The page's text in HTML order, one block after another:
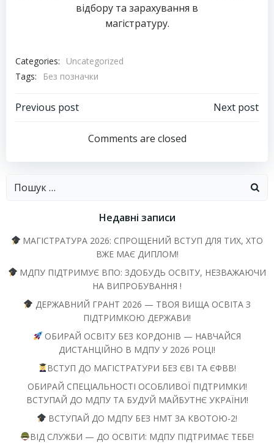
відбору та зарахування в
магістратуру.
Categories:
Uncategorized
Tags:
Без позначки
Навігація
запису
Previous post
Навігація
запису
Next post
Comments are closed
Пошук:
Недавні записи
МАГІСТРАТУРА 2026: СПРОЩЕНИЙ ВСТУП ДЛЯ ТИХ, ХТО
ВЖЕ МАЄ ДИПЛОМ!
МДПУ ПІДТРИМУЄ ВПО: ЗДОБУДЬ ОСВІТУ, НЕЗВАЖАЮЧИ
НА ВИПРОБУВАННЯ !
ДЕРЖАВНИЙ ГРАНТ 2026 — ТВОЯ ВИЩА ОСВІТА З
ПІДТРИМКОЮ ДЕРЖАВИ!
ОБИРАЙ ОСВІТУ БЕЗ КОРДОНІВ — НАВЧАЙСЯ
ДИСТАНЦІЙНО В МДПУ У 2026 РОЦІ!
ВСТУП ДО МАГІСТРАТУРИ БЕЗ ЄВІ ТА ЄФВВ!
ОБИРАЙ СПЕЦІАЛЬНОСТІ ОСОБЛИВОЇ ПІДТРИМКИ!
ВСТУПАЙ ДО МДПУ ТА БУДУЙ МАЙБУТНЄ УКРАЇНИ!
ВСТУПАЙ ДО МДПУ БЕЗ НМТ ЗА КВОТОЮ-2!
ВІД СЛУЖБИ — ДО ОСВІТИ: МДПУ ПІДТРИМАЄ ТЕБЕ!